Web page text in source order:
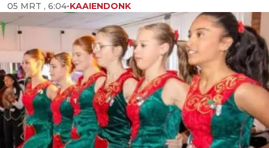
05 MRT , 6:04•KAAIENDONK